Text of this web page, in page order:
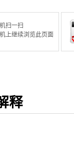
扫一扫
上继续浏览此页面
释